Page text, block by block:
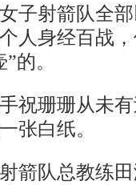
射箭队全部
人身经百战
的。
珊珊从未有
张白纸。
队总教练田